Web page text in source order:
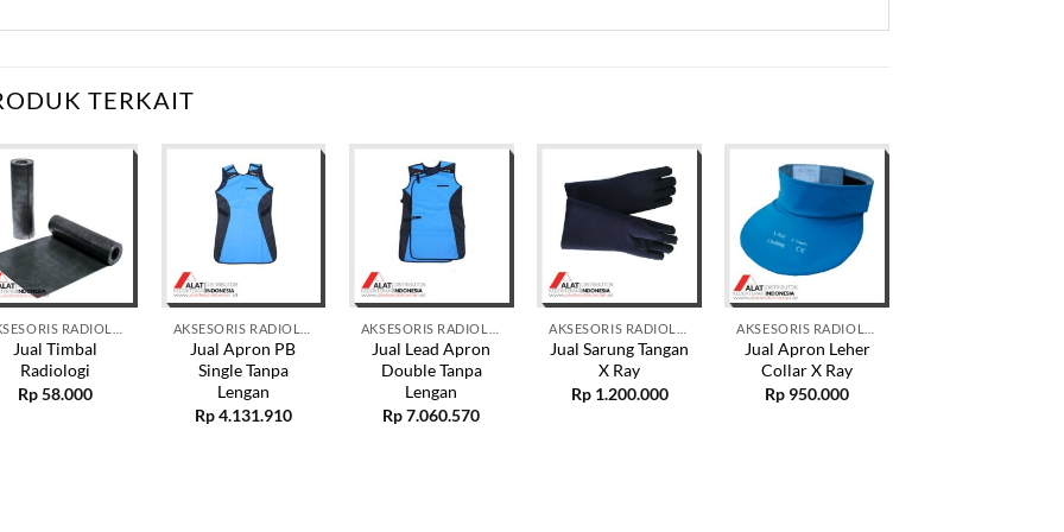
TERKAIT
Jual Timbal
Radiologi
Rp58.000
Jual Apron PB
Single Tanpa
Lengan
Rp4.131.910
Jual Lead Apron
Double Tanpa
Lengan
Rp7.060.570
Jual Sarung Tangan
X Ray
Rp1.200.000
Jual Apron Leher
Collar X Ray
Rp 950.000